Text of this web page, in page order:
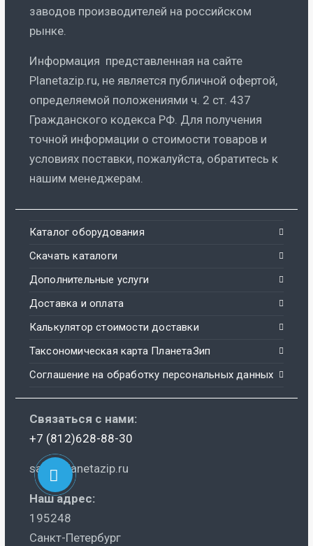
заводов производителей на российском
рынке.
Информация представленная на сайте
Planetazip.ru, не является публичной офертой,
определяемой положениями ч. 2 ст. 437
Гражданского кодекса РФ. Для получения
точной информации о стоимости товаров и
условиях поставки, пожалуйста, обратитесь к
нашим менеджерам.
Каталог оборудования
Скачать каталоги
Дополнительные услуги
Доставка и оплата
Калькулятор стоимости доставки
Таксономическая карта ПланетаЗип
Соглашение на обработку персональных данных
Связаться с нами:
+7 (812)628-88-30
sale@planetazip.ru
Наш адрес:
195248
Санкт-Петербург